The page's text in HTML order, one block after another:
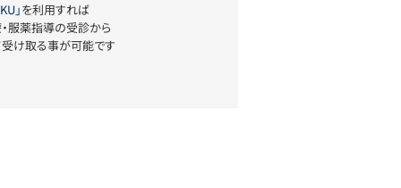
」を利用すれば
服薬指導の受診から
け取る事が可能です